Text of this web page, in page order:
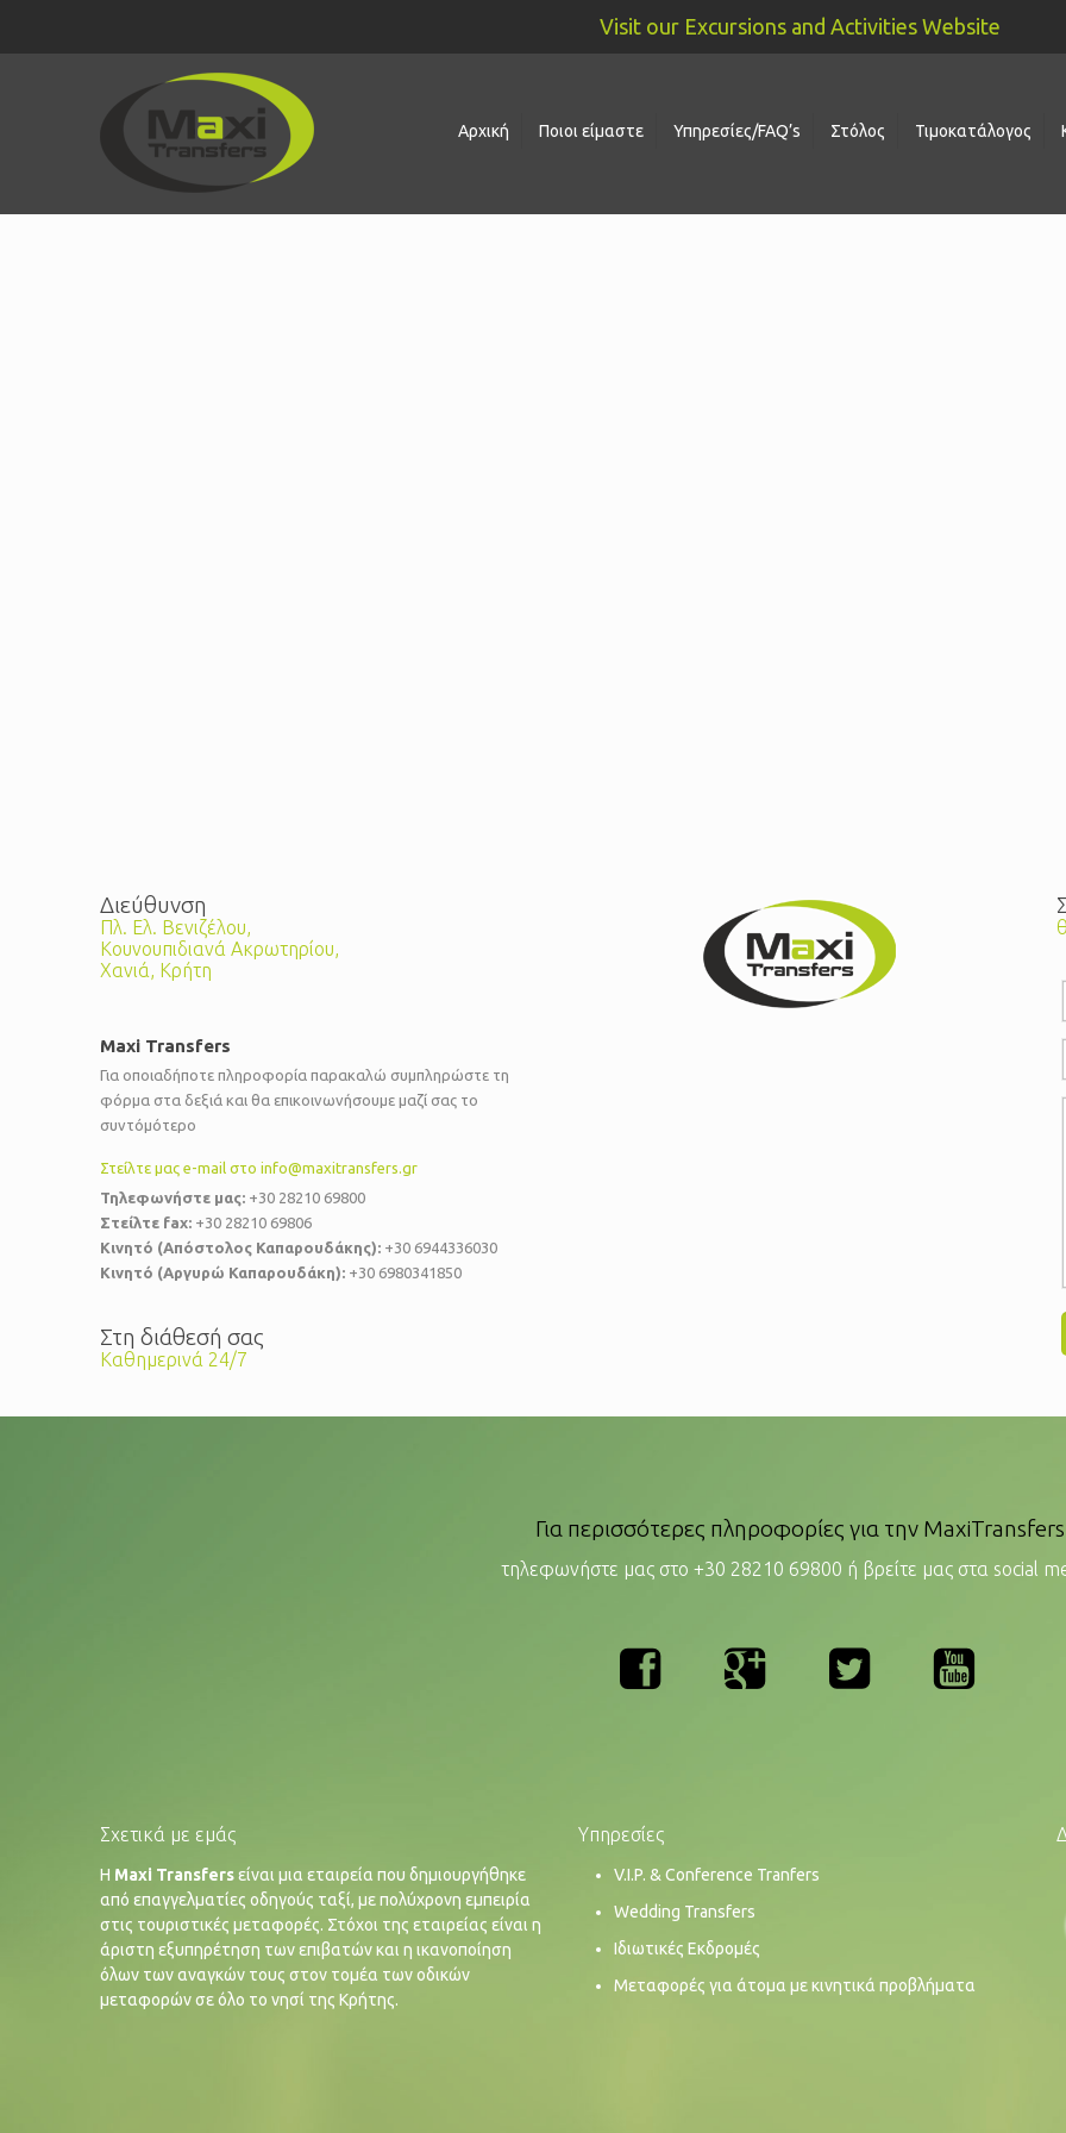
Visit our Excursions and Activities Website
Αρχική Ποιοι είμαστε Υπηρεσίες/FAQ’s Στόλος Τιμοκατάλογος
Διεύθυνση
Πλ. Ελ. Βενιζέλου,
Κουνουπιδιανά Ακρωτηρίου,
Χανιά, Κρήτη
Maxi Transfers
Για οποιαδήποτε πληροφορία παρακαλώ συμπληρώστε τη
φόρμα στα δεξιά και θα επικοινωνήσουμε μαζί σας το
συντόμότερο
Στείλτε μας e-mail στο info@maxitransfers.gr
Τηλεφωνήστε μας: +30 28210 69800
Στείλτε fax: +30 28210 69806
Κινητό (Απόστολος Καπαρουδάκης): +30 6944336030
Κινητό (Αργυρώ Καπαρουδάκη): +30 6980341850
Στη διάθεσή σας
Καθημερινά 24/7
Για περισσότερες πληροφορίες για την MaxiTransfers
τηλεφωνήστε μας στο +30 28210 69800 ή βρείτε μας στα social
Σχετικά με εμάς
Η Maxi Transfersείναι μια εταιρεία που δημιουργήθηκε
από επαγγελματίες οδηγούς ταξί, με πολύχρονη εμπειρία
στις τουριστικές μεταφορές. Στόχοι της εταιρείας είναι η
άριστη εξυπηρέτηση των επιβατών και η ικανοποίηση
όλων των αναγκών τους στον τομέα των οδικών
μεταφορών σε όλο το νησί της Κρήτης.
Υπηρεσίες
V.I.P. & Conference Tranfers
Wedding Transfers
Ιδιωτικές Εκδρομές
Μεταφορές για άτομα με κινητικά προβλήματα